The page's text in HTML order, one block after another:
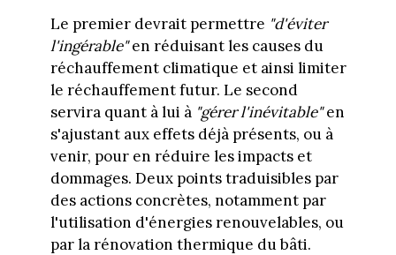
Le premier devrait permettre "d'éviter
l'ingérable"en réduisant les causes du
réchauffement climatique et ainsi limiter
le réchauffement futur. Le second
servira quant à lui à "gérer l'inévitable"en
s'ajustant aux effets déjà présents, ou à
venir, pour en réduire les impacts et
dommages. Deux points traduisibles par
des actions concrètes, notamment par
l'utilisation d'énergies renouvelables, ou
par la rénovation thermique du bâti.